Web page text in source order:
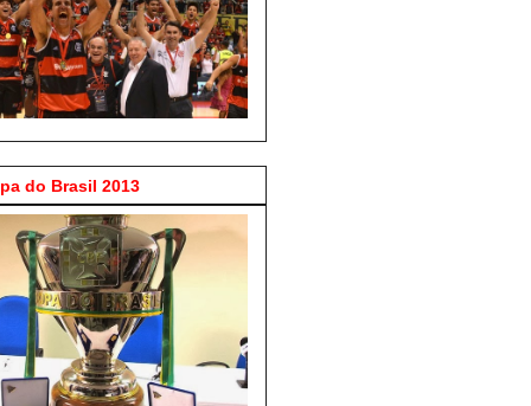
do Brasil 2013